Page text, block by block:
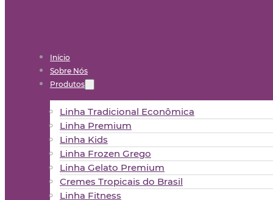
Início
Sobre Nós
Produtos
Linha Tradicional Econômica
Linha Premium
Linha Kids
Linha Frozen Grego
Linha Gelato Premium
Cremes Tropicais do Brasil
Linha Fitness